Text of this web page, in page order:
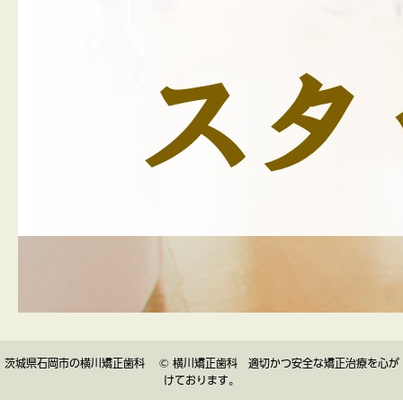
茨城県石岡市の横川矯正歯科 © 横川矯正歯科 適切かつ安全な矯正治療を心が
けております。